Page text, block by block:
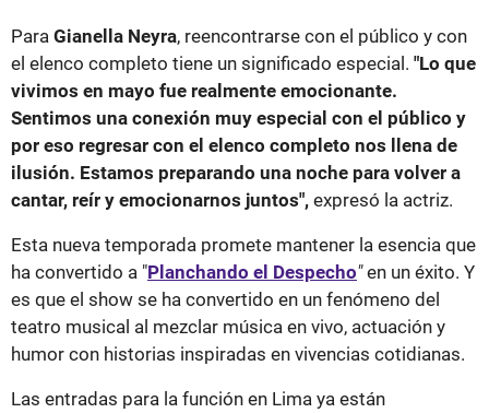
Para Gianella Neyra, reencontrarse con el público y con
el elenco completo tiene un significado especial. "Lo que
vivimos en mayo fue realmente emocionante.
Sentimos una conexión muy especial con el público y
por eso regresar con el elenco completo nos llena de
ilusión. Estamos preparando una noche para volver a
cantar, reír y emocionarnos juntos", expresó la actriz.
Esta nueva temporada promete mantener la esencia que
ha convertido a "Planchando el Despecho"en un éxito. Y
es que el show se ha convertido en un fenómeno del
teatro musical al mezclar música en vivo, actuación y
humor con historias inspiradas en vivencias cotidianas.
Las entradas para la función en Lima ya están